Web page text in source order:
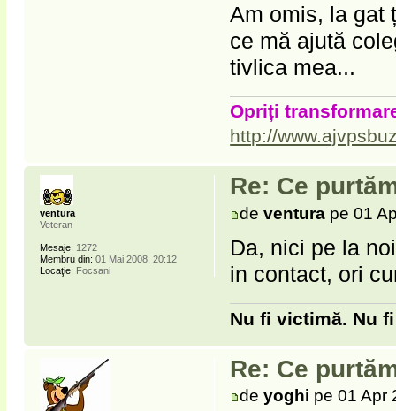
Am omis, la gat
ce mă ajută
tivlica mea...
Opriți
http://
Re: Ce
deventura pe 01
Da, nici pe la
in contact, ori
Nu fi victimă. Nu
ventura
Veteran
Mesaje: 1272
Membru din: 01 Mai 2008, 20:12
Locaţie: Focsani
Re: Ce
deyoghi pe 01 Apr